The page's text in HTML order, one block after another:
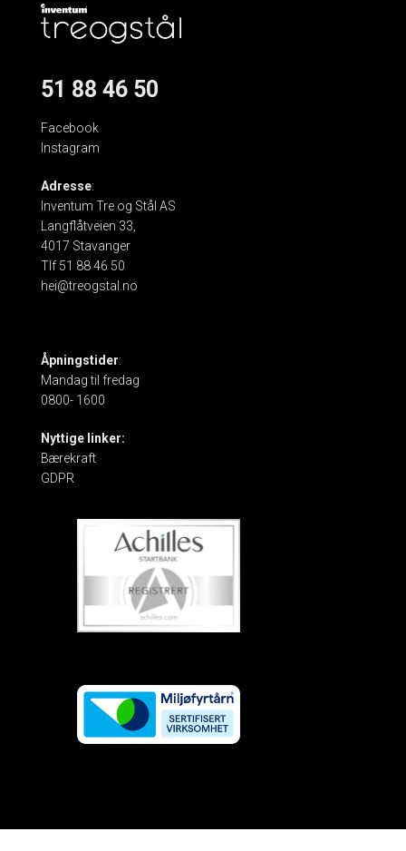
51 88 46 50
Facebook
Instagram
Adresse:
Inventum Tre og Stål AS
Langflåtveien 33,
4017 Stavanger
Tlf 51 88 46 50
hei@treogstal.no
Åpningstider:
Mandag til fredag
0800- 1600
Nyttige linker:
Bærekraft
GDPR